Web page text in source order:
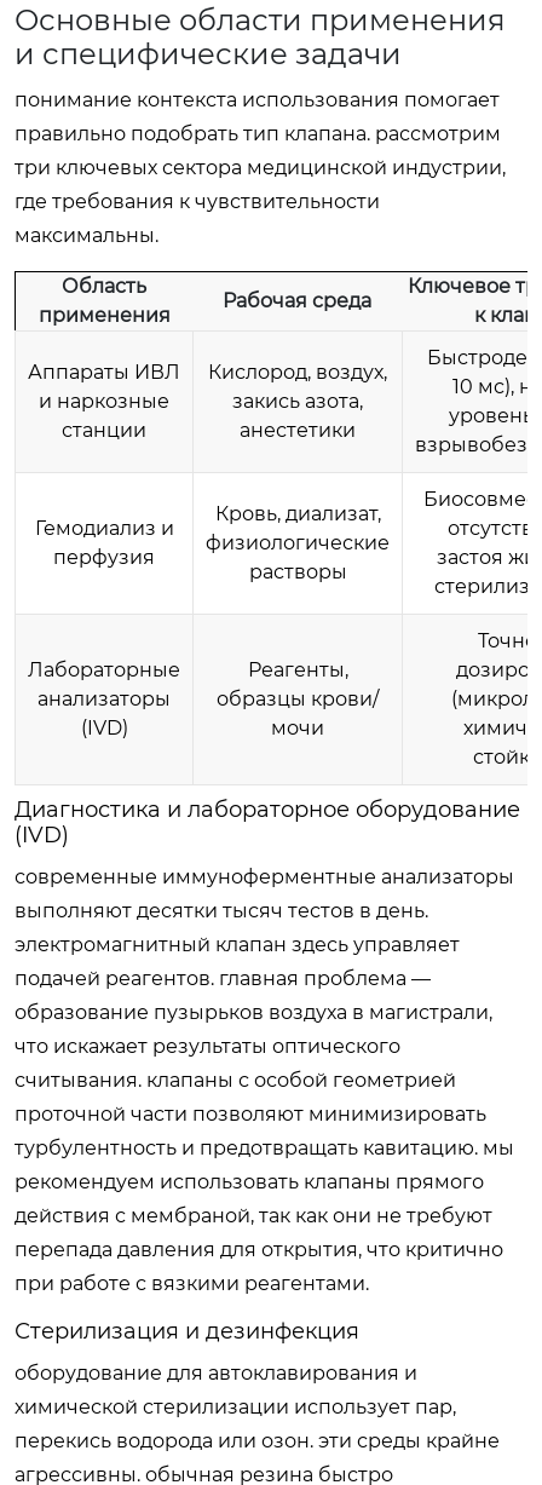
Основные области применения
и специфические задачи
понимание контекста использования помогает
правильно подобрать тип клапана. рассмотрим
три ключевых сектора медицинской индустрии,
где требования к чувствительности
максимальны.
Область
применения
Рабочая среда
Ключевое
к
Аппараты ИВЛ
и наркозные
станции
Кислород, воздух,
закись азота,
анестетики
10 мс),
уровень
Гемодиализ и
перфузия
Кровь, диализат,
физиологические
растворы
застоя
Лабораторные
анализаторы
(IVD)
Реагенты,
образцы крови/
мочи
Диагностика и лабораторное оборудование
(IVD)
современные иммуноферментные анализаторы
выполняют десятки тысяч тестов в день.
электромагнитный клапан здесь управляет
подачей реагентов. главная проблема —
образование пузырьков воздуха в магистрали,
что искажает результаты оптического
считывания. клапаны с особой геометрией
проточной части позволяют минимизировать
турбулентность и предотвращать кавитацию. мы
рекомендуем использовать клапаны прямого
действия с мембраной, так как они не требуют
перепада давления для открытия, что критично
при работе с вязкими реагентами.
Стерилизация и дезинфекция
оборудование для автоклавирования и
химической стерилизации использует пар,
перекись водорода или озон. эти среды крайне
агрессивны. обычная резина быстро